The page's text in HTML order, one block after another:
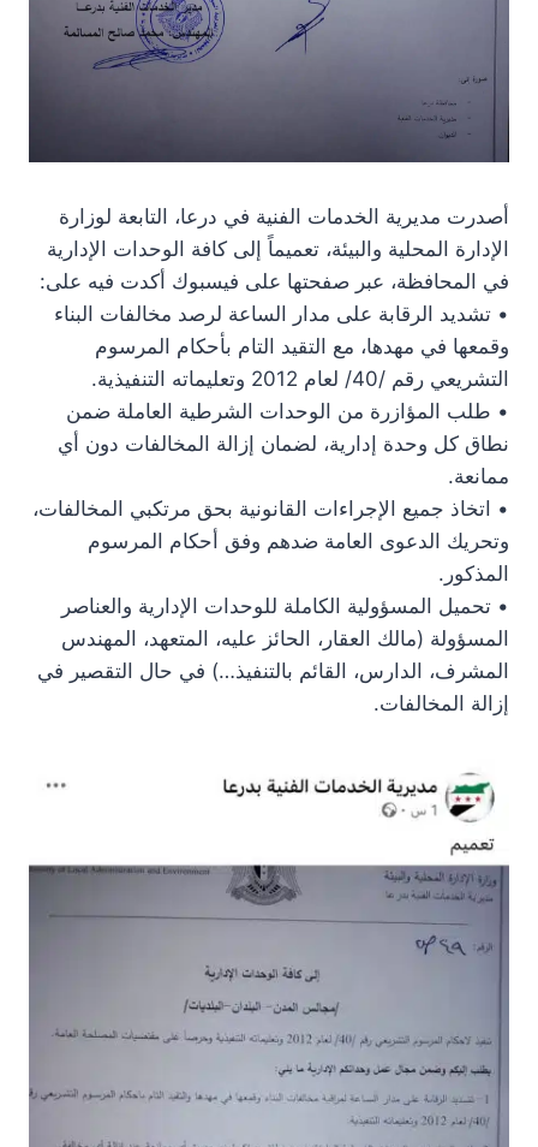
أصدرت مديرية الخدمات الفنية في درعا، التابعة لوزارة
الإدارة المحلية والبيئة، تعميماً إلى كافة الوحدات الإدارية
في المحافظة، عبر صفحتها على فيسبوك أكدت فيه على:
• تشديد الرقابة على مدار الساعة لرصد مخالفات البناء
وقمعها في مهدها، مع التقيد التام بأحكام المرسوم
التشريعي رقم /40/ لعام 2012 وتعليماته التنفيذية.
• طلب المؤازرة من الوحدات الشرطية العاملة ضمن
نطاق كل وحدة إدارية، لضمان إزالة المخالفات دون أي
ممانعة.
• اتخاذ جميع الإجراءات القانونية بحق مرتكبي المخالفات،
وتحريك الدعوى العامة ضدهم وفق أحكام المرسوم
المذكور.
• تحميل المسؤولية الكاملة للوحدات الإدارية والعناصر
المسؤولة (مالك العقار، الحائز عليه، المتعهد، المهندس
المشرف، الدارس، القائم بالتنفيذ…) في حال التقصير في
إزالة المخالفات.